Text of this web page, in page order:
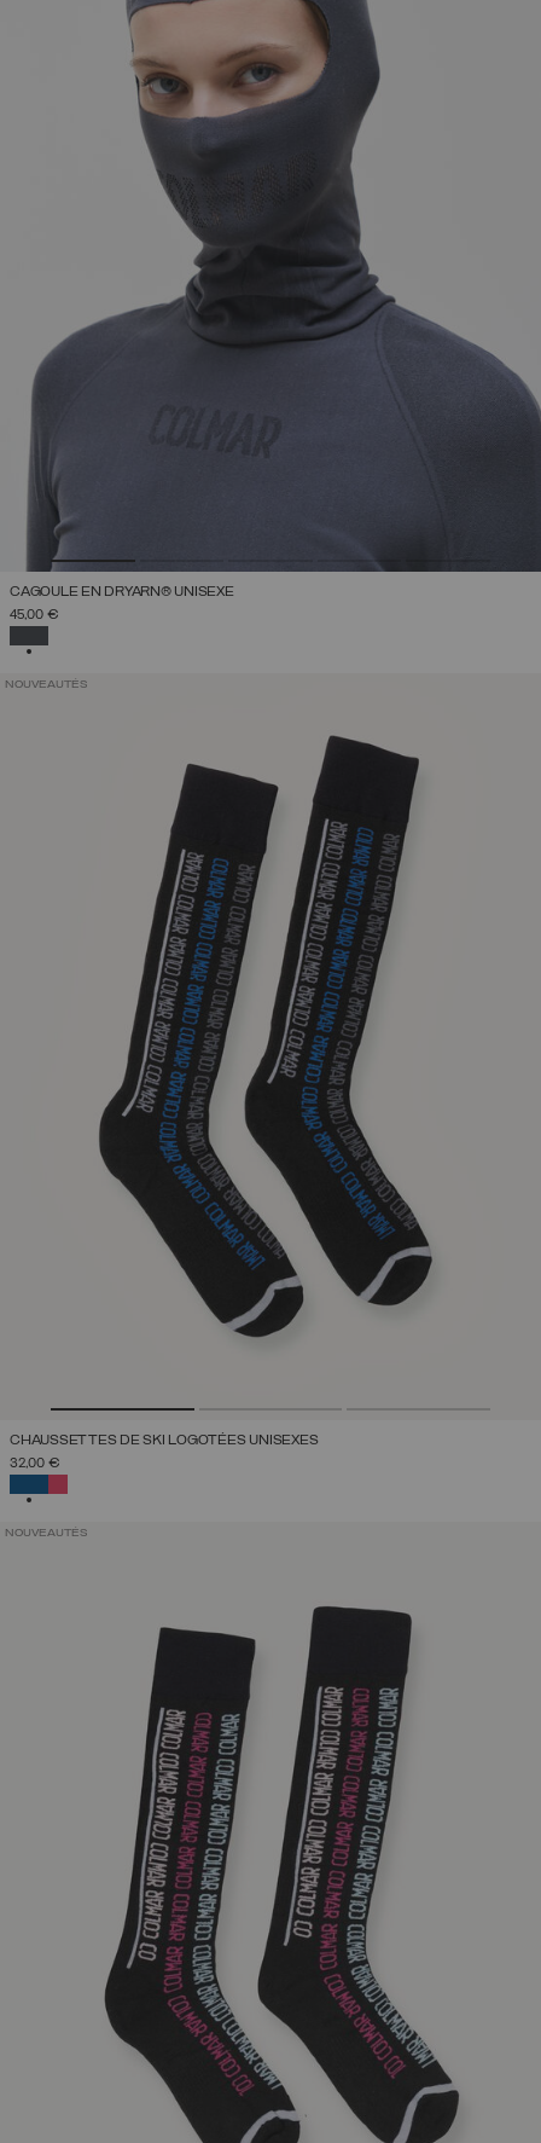
CAGOULE EN DRYARN® UNISEXE
45,00 €
NOUVEAUTÉS
CHAUSSETTES DE SKI LOGOTÉES UNISEXES
32,00 €
NOUVEAUTÉS